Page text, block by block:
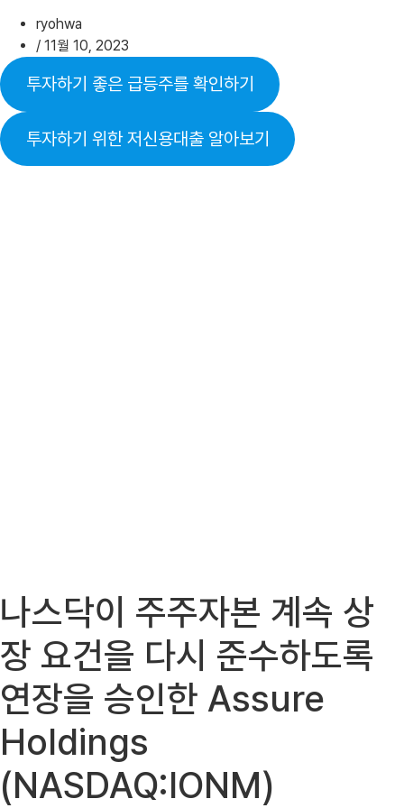
ryohwa
/ 11월 10, 2023
투자하기 좋은 급등주를 확인하기
투자하기 위한 저신용대출 알아보기
나스닥이 주주자본 계속 상
장 요건을 다시 준수하도록
연장을 승인한 Assure
Holdings
(NASDAQ:IONM)